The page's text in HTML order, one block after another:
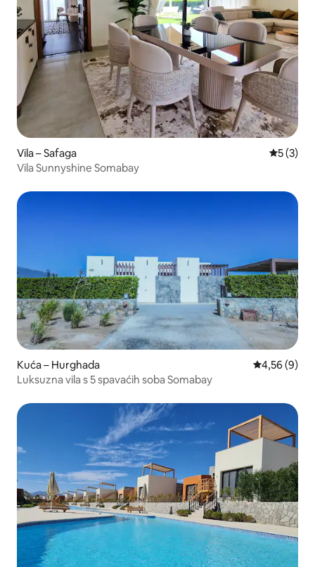
Vila – Safaga
5 (3)
Vila Sunnyshine Somabay
Kuća – Hurghada Prosječna
4,56 (9)
Luksuzna vila s 5 spavaćih soba Somabay